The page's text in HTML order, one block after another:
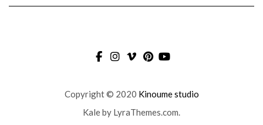
Copyright © 2020 Kinoume studio
Kaleby LyraThemes.com.